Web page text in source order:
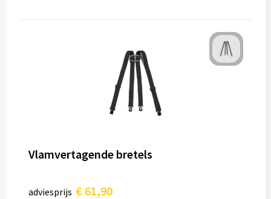
Vlamvertagende bretels
adviesprijs € 61,90